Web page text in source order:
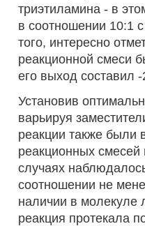
триэтиламина - в
в соотношении 10:1
того, интересно
реакционной смеси
его выход составил
Установив
варьируя
реакции также
реакционных
случаях
соотношении не
наличии в молекуле
реакция протекала